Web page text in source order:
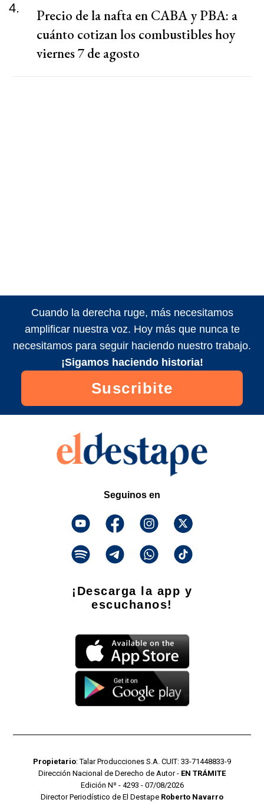
4.
Precio de la nafta en CABA y PBA: a
cuánto cotizan los combustibles hoy
viernes 7 de agosto
Cuando la derecha ruge, más necesitamos
amplificar nuestra voz. Hoy más que nunca te
necesitamos para seguir haciendo nuestro trabajo.
¡Sigamos haciendo historia!
Suscribite
Seguinos en
¡Descarga la app y
escuchanos!
Propietario: Talar Producciones S.A. CUIT: 33-71448833-9
Dirección Nacional de Derecho de Autor - EN TRÁMITE
Edición Nº - 4293 - 07/08/2026
Director Periodístico de El Destape Roberto Navarro